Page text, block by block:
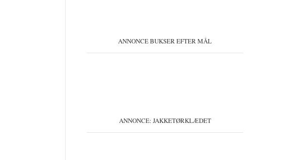
ANNONCE BUKSER EFTER MÅL
ANNONCE: JAKKETØRKLÆDET